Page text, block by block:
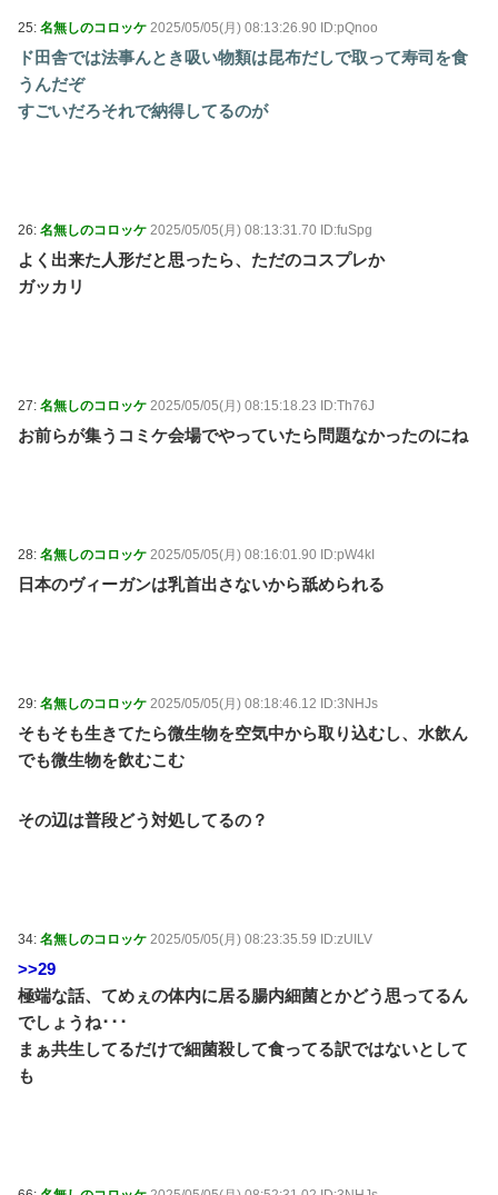
25: 名無しのコロッケ 2025/05/05(月) 08:13:26.90 ID:pQnoo
ド田舎では法事んとき吸い物類は昆布だしで取って寿司を食
うんだぞ
すごいだろそれで納得してるのが
26: 名無しのコロッケ 2025/05/05(月) 08:13:31.70 ID:fuSpg
よく出来た人形だと思ったら、ただのコスプレか
ガッカリ
27: 名無しのコロッケ 2025/05/05(月) 08:15:18.23 ID:Th76J
お前らが集うコミケ会場でやっていたら問題なかったのにね
28: 名無しのコロッケ 2025/05/05(月) 08:16:01.90 ID:pW4kI
日本のヴィーガンは乳首出さないから舐められる
29: 名無しのコロッケ 2025/05/05(月) 08:18:46.12 ID:3NHJs
そもそも生きてたら微生物を空気中から取り込むし、水飲ん
でも微生物を飲むこむ
その辺は普段どう対処してるの？
34: 名無しのコロッケ 2025/05/05(月) 08:23:35.59 ID:zUILV
>>29
極端な話、てめぇの体内に居る腸内細菌とかどう思ってるん
でしょうね･･･
まぁ共生してるだけで細菌殺して食ってる訳ではないとして
も